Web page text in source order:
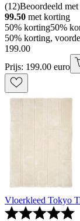
(12)Beoordeeld
99.50 met korting
50% korting50%
50% korting,
199.00
Prijs: 199.00 euro
Vloerkleed Tokyo